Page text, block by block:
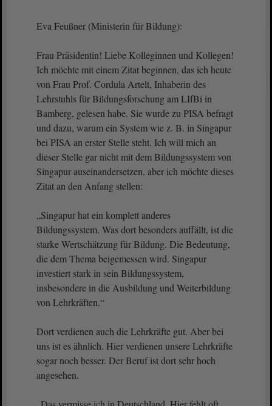
Eva Feußner (Ministerin für Bildung):
Frau Präsidentin! Liebe Kolleginnen und Kollegen!
Ich möchte mit einem Zitat beginnen, das ich heute
von Frau Prof. Cordula Artelt, Inhaberin des
Lehrstuhls für Bildungsforschung am LIfBi in
Bamberg, gelesen habe. Sie wurde zu PISA befragt
und dazu, warum ein System wie z. B. in Singapur
bei PISA an erster Stelle steht. Ich will mich an
dieser Stelle gar nicht mit dem Bildungssystem von
Singapur auseinandersetzen, aber ich möchte dieses
Zitat an den Anfang stellen:
„Singapur hat ein komplett anderes
Bildungssystem. Was dort besonders auffällt, ist die
starke Wertschätzung für Bildung. Die Bedeutung,
die dem Thema beigemessen wird. Singapur
investiert stark in sein Bildungssystem,
insbesondere in die Ausbildung und Weiterbildung
von Lehrkräften.“
Dort verdienen auch die Lehrkräfte gut. Aber bei
uns ist es ähnlich. Hier verdienen unsere Lehrkräfte
sogar noch besser. Der Beruf ist dort sehr hoch
angesehen.